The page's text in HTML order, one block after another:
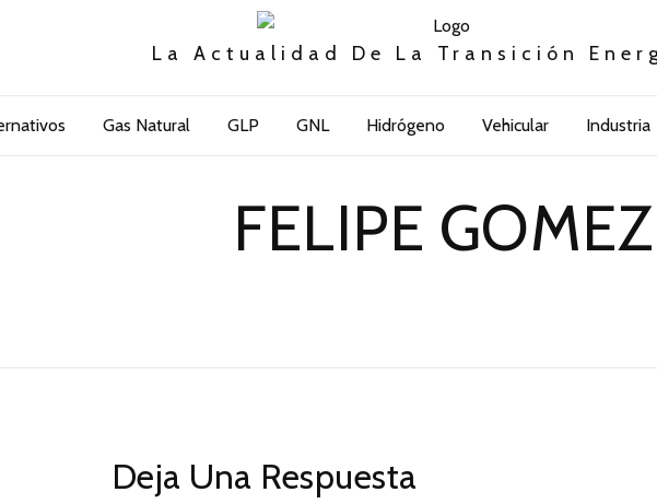
La Actualidad De La Transición
Gas Natural GLP GNL Hidrógeno Vehicular Industria
FELIPE GOMEZ
Deja Una Respuesta